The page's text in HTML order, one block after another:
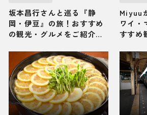
坂本昌行さんと巡る『静
岡・伊豆』の旅！おすすめ
の観光・グルメをご紹介
Miyuu
ワイ・
すすめ
送